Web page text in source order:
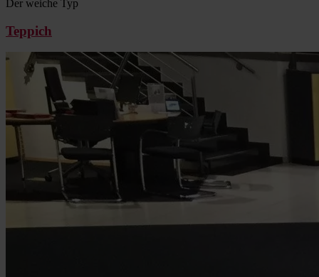
Der weiche Typ
Teppich